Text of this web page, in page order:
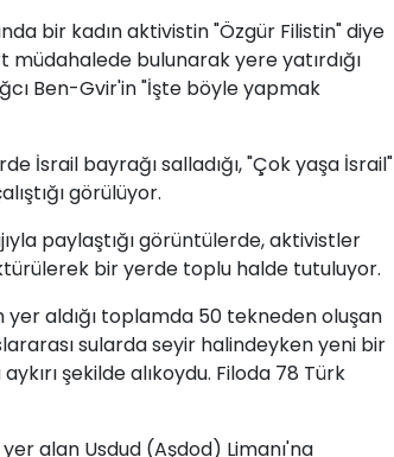
bir kadın aktivistin "Özgür Filistin" diye
müdahalede bulunarak yere yatırdığı
Ben-Gvir'in "İşte böyle yapmak
İsrail bayrağı salladığı, "Çok yaşa İsrail"
görülüyor.
paylaştığı görüntülerde, aktivistler
bir yerde toplu halde tutuluyor.
aldığı toplamda 50 tekneden oluşan
sularda seyir halindeyken yeni bir
şekilde alıkoydu. Filoda 78 Türk
alan Usdud (Aşdod) Limanı'na